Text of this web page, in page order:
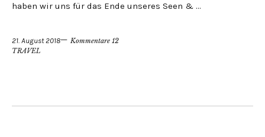
haben wir uns für das Ende unseres Seen & …
21. August 2018
Kommentare 12
TRAVEL